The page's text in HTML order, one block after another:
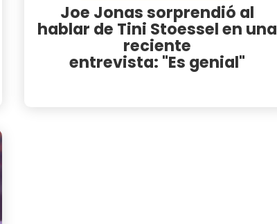
Joe Jonas sorprendió al
hablar de Tini Stoessel en una
reciente
entrevista: "Es genial"